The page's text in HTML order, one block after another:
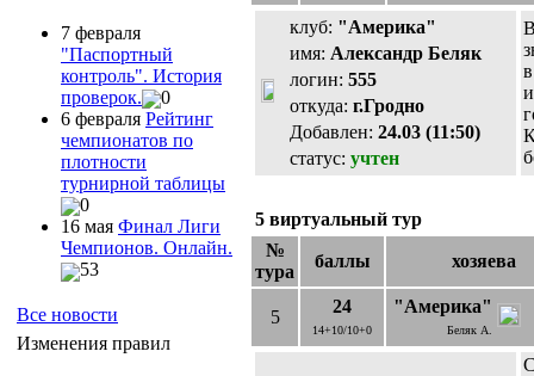
7 февраля
"Паспортный
контроль". История
проверок.
0
6 февраля Рейтинг
чемпионатов по
плотности
турнирной таблицы
0
16 мая Финал Лиги
Чемпионов. Онлайн.
53
Все новости
Изменения правил
клуб: "Америка"
имя: Александр Беляк
логин: 555
откуда: г.Гродно
Добавлен: 24.03 (11:50)
статус: учтен
5 виртуальный тур
№
тура
баллы хозяева
5
24
14+10/10+0
"Америка"
Беляк А.